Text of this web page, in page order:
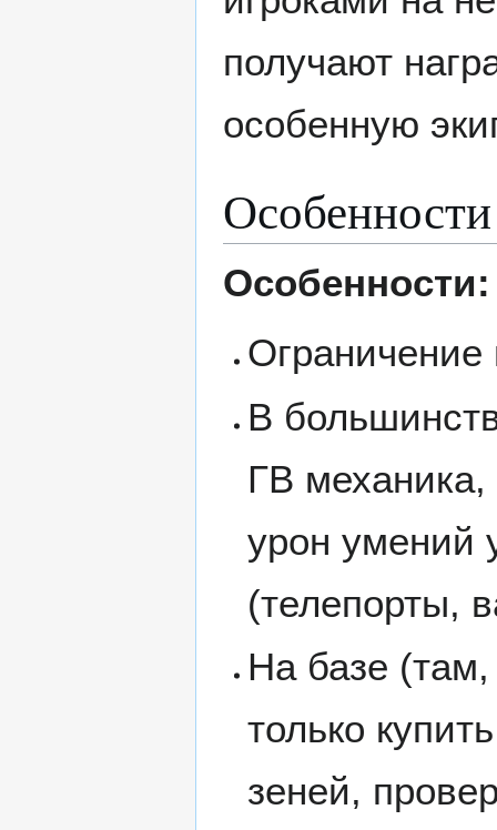
получают
особенную
Особенности:
В
ГВ механика,
урон умений
(телепорты,
На базе
только
зеней,